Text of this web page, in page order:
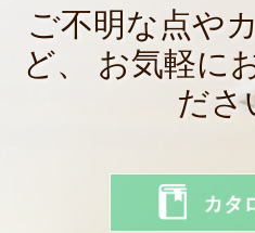
ご不明な点や
ど、
お気軽に
ださ